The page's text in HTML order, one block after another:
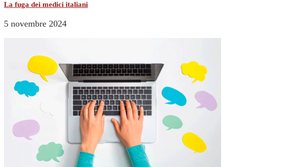
La fuga dei medici italiani
5 novembre 2024